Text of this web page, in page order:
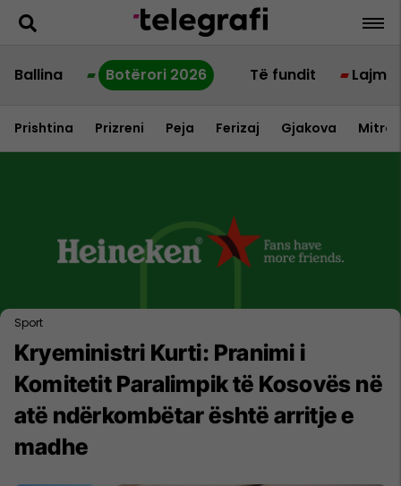
Ballina Botërori 2026 Të fundit Lajme
Prishtina Prizreni Peja Ferizaj Gjakova
Sport
Kryeministri Kurti: Pranimi i
Komitetit Paralimpik të Kosovës në
atë ndërkombëtar është arritje e
madhe